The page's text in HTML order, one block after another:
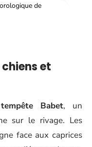
de
et
tempête Babet, un
sur le rivage. Les
face aux caprices